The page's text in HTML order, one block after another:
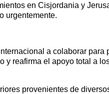
en Cisjordania y
urgentemente.
a colaborar
reafirma el apoyo total a
provenientes de